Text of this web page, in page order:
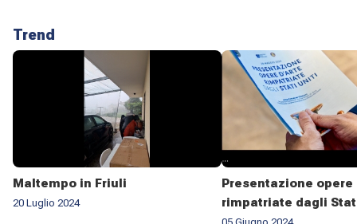
Trend
Maltempo in Friuli
20 Luglio 2024
Presentazione opere
rimpatriate dagli